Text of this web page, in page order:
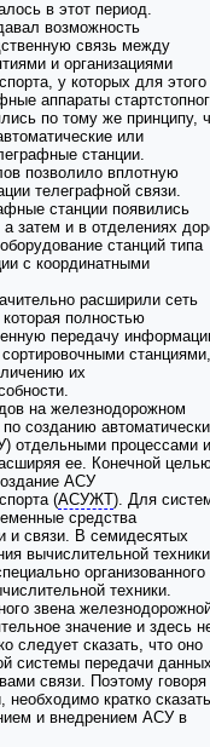
в этот период.
возможность
связь между
и организациями
у которых для этого
аппараты
по тому же принципу,
или
станции.
позволило вплотную
телеграфной связи.
станции появились
затем и в отделениях
станций типа
с координатными
расширили сеть
полностью
передачу
станциями,
их
на железнодорожном
созданию
отдельными процессами и
ее. Конечной
АСУ
(АСУЖТ). Для
средства
и связи. В семидесятых
вычислительной техники
организованного
техники.
звена
значение и здесь
следует сказать, что оно
системы передачи
связи. Поэтому говоря
кратко
и внедрением АСУ в